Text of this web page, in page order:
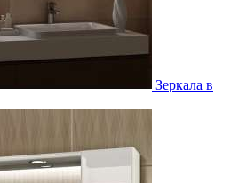
Зеркала в